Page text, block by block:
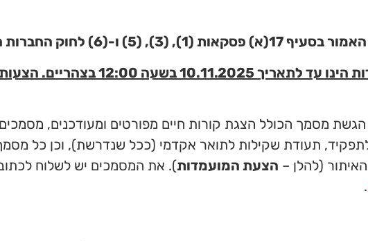
החברות הממשלתיות תשל"ה 1975.
המועד האחרון להגשת מועמדות הינו עד
מסמך הכולל הצגת קורות חיים מפורטים ומעודכנים,
תעודת שקילות לתואר אקדמי (ככל שנדרשת), וכן כל
(להלן – הצעת המועמדות). את המסמכים יש לשלוח
.